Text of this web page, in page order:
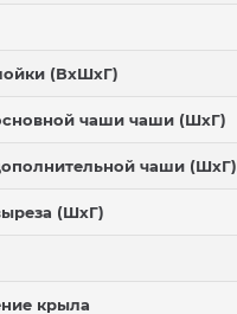
(ВхШхГ)
чаши чаши (ШхГ)
чаши (ШхГ)
(ШхГ)
крыла